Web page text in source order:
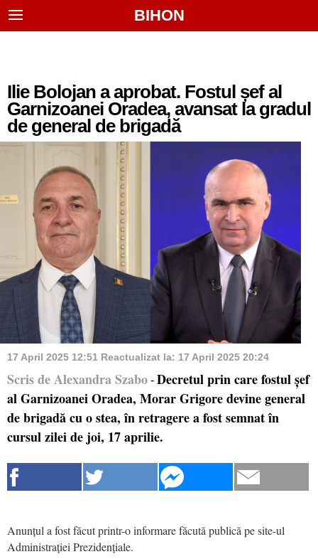
BIHON
Ilie Bolojan a aprobat. Fostul șef al
Garnizoanei Oradea, avansat la gradul
de general de brigadă
17 April 2025 12:51 Reactualizat la: 17 April 2025 20:24
Scris de Alexandra Szabo - Decretul prin care fostul șef
al Garnizoanei Oradea, Morar Grigore devine general
de brigadă cu o stea, în retragere a fost semnat în
cursul zilei de joi, 17 aprilie.
Anunțul a fost făcut printr-o informare făcută publică pe site-ul
Administrației Prezidențiale.